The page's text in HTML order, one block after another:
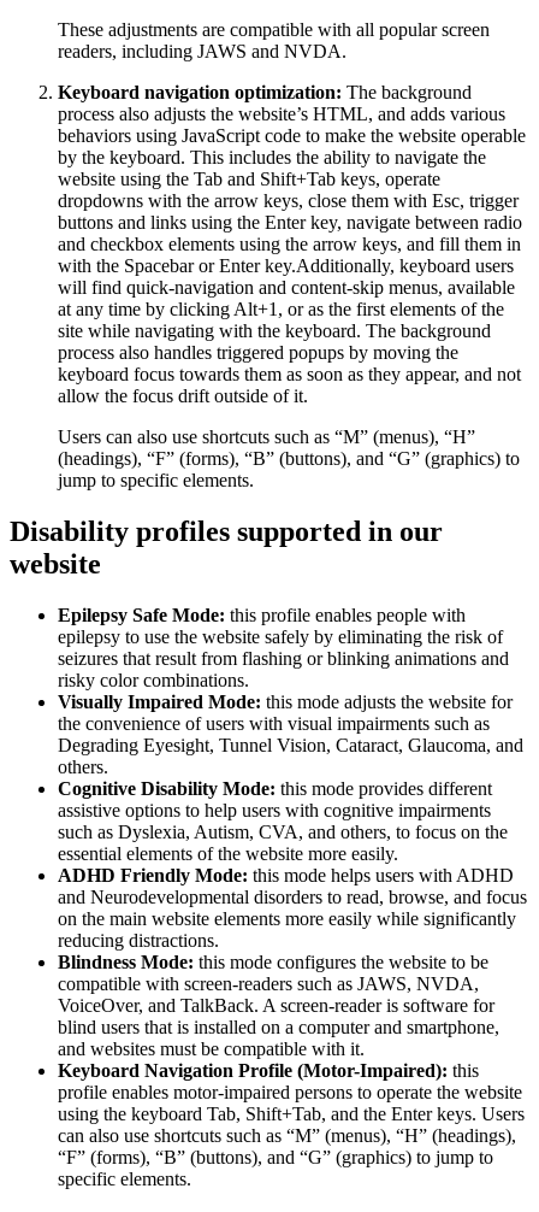
These adjustments are compatible with all popular screen
readers, including JAWS and NVDA.
Keyboard navigation optimization: The background
process also adjusts the website’s HTML, and adds various
behaviors using JavaScript code to make the website operable
by the keyboard. This includes the ability to navigate the
website using the Tab and Shift+Tab keys, operate
dropdowns with the arrow keys, close them with Esc, trigger
buttons and links using the Enter key, navigate between radio
and checkbox elements using the arrow keys, and fill them in
with the Spacebar or Enter key.Additionally, keyboard users
will find quick-navigation and content-skip menus, available
at any time by clicking Alt+1, or as the first elements of the
site while navigating with the keyboard. The background
process also handles triggered popups by moving the
keyboard focus towards them as soon as they appear, and not
allow the focus drift outside of it.
Users can also use shortcuts such as “M” (menus), “H”
(headings), “F” (forms), “B” (buttons), and “G” (graphics) to
jump to specific elements.
Disability profiles supported in our
website
Epilepsy Safe Mode: this profile enables people with
epilepsy to use the website safely by eliminating the risk of
seizures that result from flashing or blinking animations and
risky color combinations.
Visually Impaired Mode: this mode adjusts the website for
the convenience of users with visual impairments such as
Degrading Eyesight, Tunnel Vision, Cataract, Glaucoma, and
others.
Cognitive Disability Mode: this mode provides different
assistive options to help users with cognitive impairments
such as Dyslexia, Autism, CVA, and others, to focus on the
essential elements of the website more easily.
ADHD Friendly Mode: this mode helps users with ADHD
and Neurodevelopmental disorders to read, browse, and focus
on the main website elements more easily while significantly
reducing distractions.
Blindness Mode: this mode configures the website to be
compatible with screen-readers such as JAWS, NVDA,
VoiceOver, and TalkBack. A screen-reader is software for
blind users that is installed on a computer and smartphone,
and websites must be compatible with it.
Keyboard Navigation Profile (Motor-Impaired): this
profile enables motor-impaired persons to operate the website
using the keyboard Tab, Shift+Tab, and the Enter keys. Users
can also use shortcuts such as “M” (menus), “H” (headings),
“F” (forms), “B” (buttons), and “G” (graphics) to jump to
specific elements.